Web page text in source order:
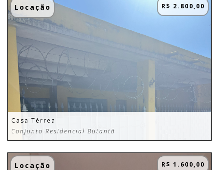
Locação R$ 2.800,00
Casa Térrea
Conjunto Residencial Butantã
Locação R$ 1.600,00